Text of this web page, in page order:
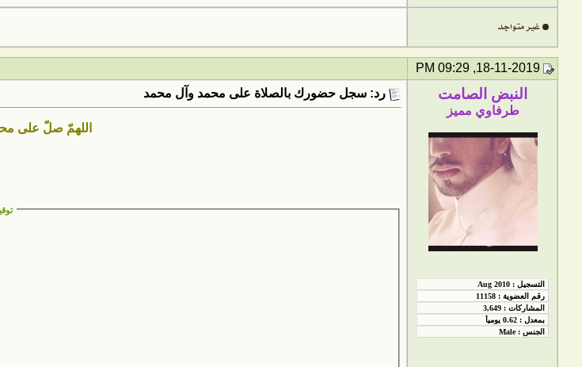
النبض الصامت
طرفاوي مميز
رد: سجل حضورك بالصلاة على محمد وآل محمد
اللهمّ صلّ على
توقيع النبض